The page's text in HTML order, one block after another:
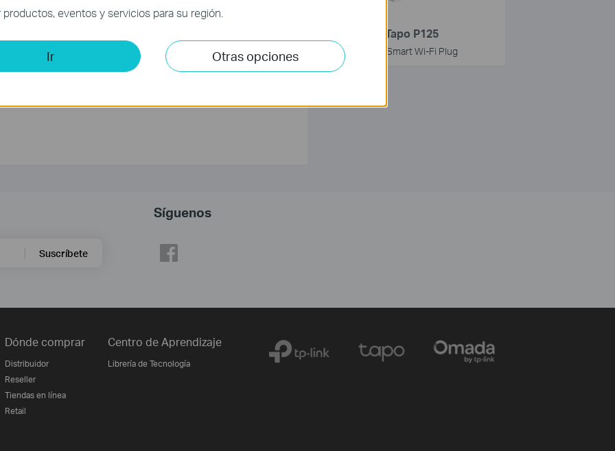
esta web.
Tapo P125
Mini Smart Wi-Fi Plug
Suscríbete
Síguenos
Dónde comprar
Distribuidor
Reseller
Tiendas en línea
Retail
Centro de Aprendizaje
Librería de Tecnología
eventos y servicios para su región.
Ir Otras opciones